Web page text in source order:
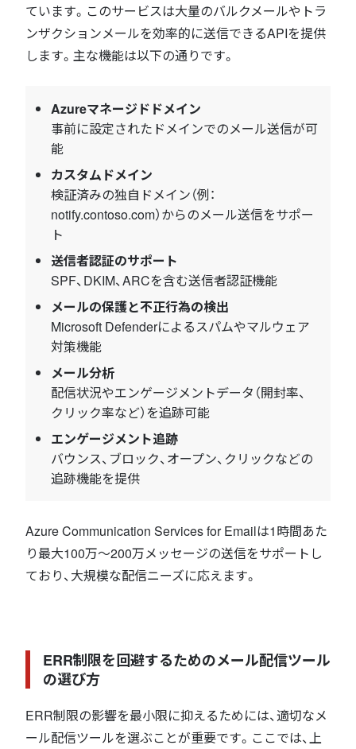
ています。このサービスは大量のバルクメールやトラ
ンザクションメールを効率的に送信できるAPIを提供
します。主な機能は以下の通りです。
Azureマネージドドメイン
事前に設定されたドメインでのメール送信が可
能
カスタムドメイン
検証済みの独自ドメイン（例：
notify.contoso.com）からのメール送信をサポー
ト
送信者認証のサポート
SPF、DKIM、ARCを含む送信者認証機能
メールの保護と不正行為の検出
Microsoft Defenderによるスパムやマルウェア
対策機能
メール分析
配信状況やエンゲージメントデータ（開封率、
クリック率など）を追跡可能
エンゲージメント追跡
バウンス、ブロック、オープン、クリックなどの
追跡機能を提供
Azure Communication Services for Emailは1時間あた
り最大100万～200万メッセージの送信をサポートし
ており、大規模な配信ニーズに応えます。
ERR制限を回避するためのメール配信ツール
の選び方
ERR制限の影響を最小限に抑えるためには、適切なメ
ール配信ツールを選ぶことが重要です。ここでは、上